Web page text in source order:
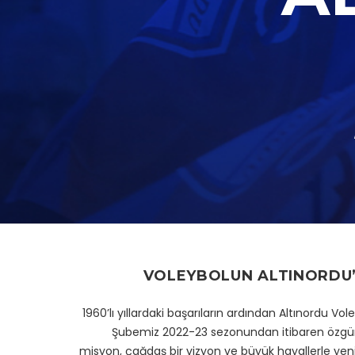
VOLEYBOLUN
1960’lı yıllardaki başarıların ardından Altınordu
Şubemiz 2022-23 sezonundan itibaren
misyon, çağdaş bir vizyon ve büyük hayallerle